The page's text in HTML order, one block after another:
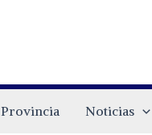
Provincia Noticias